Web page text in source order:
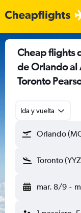
Cheap flights
de Orlando al
Toronto
Ida y vuelta
Orlando
Toronto
mar. 8/9 -